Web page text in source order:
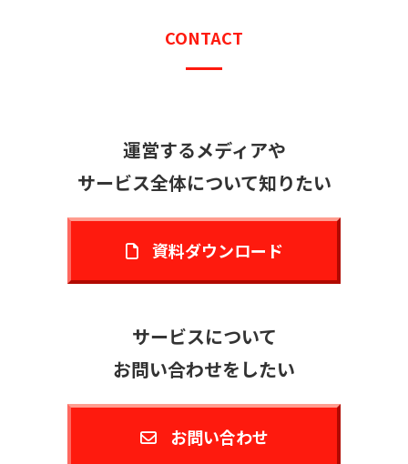
CONTACT
運営するメディアや
サービス全体について知りたい
資料ダウンロード
サービスについて
お問い合わせをしたい
お問い合わせ